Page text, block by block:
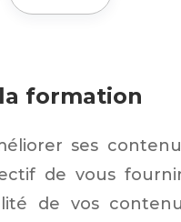
formation
ses
de vous
de vos